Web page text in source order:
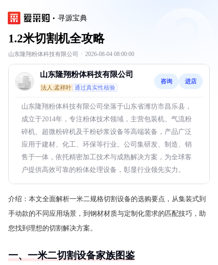
寻源宝典
1.2米切割机全攻略
山东隆翔粉体科技有限公司 · 2026-08-04 08:00:00
山东隆翔粉体科技有限公司
法人:孟祥叶 通过真实性核验
咨询 进店
山东隆翔粉体科技有限公司坐落于山东省潍坊市昌乐县，
成立于2014年，专注粉体技术领域，主营包装机、气流粉
碎机、超微粉碎机及干粉砂浆设备等高端装备，产品广泛
应用于建材、化工、环保等行业。公司集研发、制造、销
售于一体，依托精密加工技术与成熟解决方案，为全球客
户提供高效可靠的粉体处理设备，彰显行业领先实力。
介绍： 本文全面解析一米二规格切割设备的选购要点，从集装式到
手动款的不同应用场景，到钢材材质与定制化需求的匹配技巧，助
您找到理想的切割解决方案。
一、一米二切割设备家族图鉴